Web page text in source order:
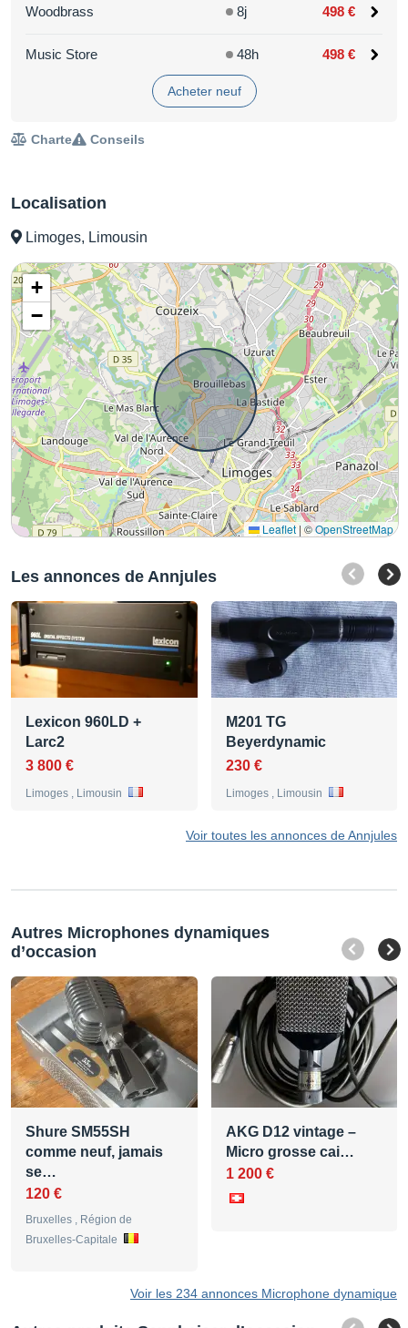
Localisation
Limoges, Limousin
+
−
Leaflet|©OpenStreetMap
Les annonces de Annjules
Lexicon 960LD +
Larc2
3 800 €
Limoges , Limousin
M201 TG
Beyerdynamic
230 €
Limoges , Limousin
Voir toutes les annonces de Annjules
Woodbrass 8j 498 €
Music Store 48h 498 €
Acheter neuf
Charte Conseils
Autres Microphones dynamiques
d’occasion
Shure SM55SH
comme neuf, jamais
se…
120 €
Bruxelles , Région de
Bruxelles-Capitale
AKG D12 vintage –
Micro grosse cai…
1 200 €
Voir les 234 annonces Microphone dynamique